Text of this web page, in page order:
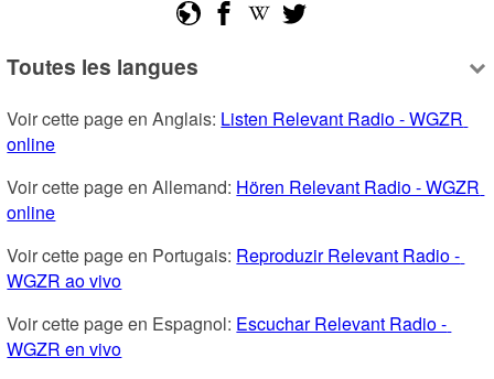
Toutes les langues
Voir cette page en Anglais: Listen Relevant Radio - WGZR
online
Voir cette page en Allemand: Hören Relevant Radio - WGZR
online
Voir cette page en Portugais: Reproduzir Relevant Radio -
WGZR ao vivo
Voir cette page en Espagnol: Escuchar Relevant Radio -
WGZR en vivo